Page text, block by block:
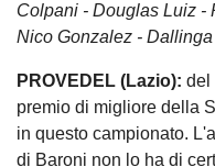
Colpani - Douglas Luiz -
Nico Gonzalez -
PROVEDEL (Lazio): del
premio di migliore della
in questo campionato.
di Baroni non lo ha di